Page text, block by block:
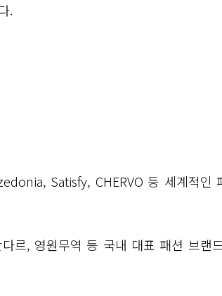
.
Satisfy, CHERVO 등 세계적인
르, 영원무역 등 국내 대표 패션 브랜